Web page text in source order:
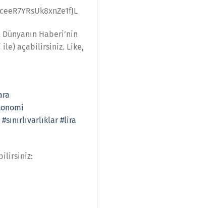
Haberi’nin
ile) açabilirsiniz. Like,
#sınırlıvarlıklar #lira